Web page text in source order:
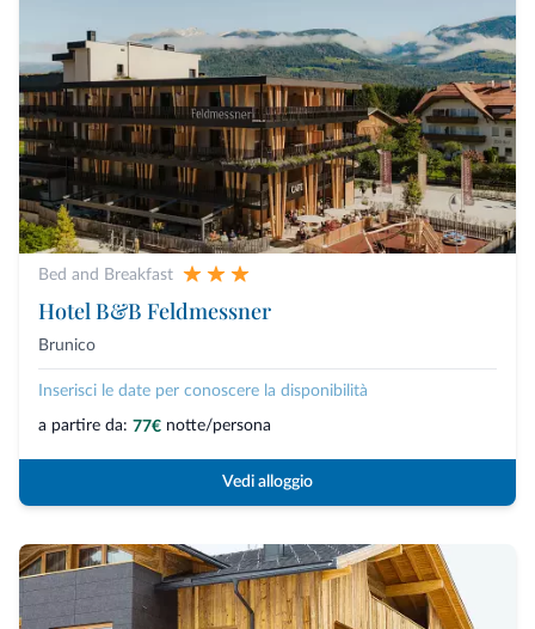
Bed and Breakfast
Hotel B&B Feldmessner
Brunico
Inserisci le date per conoscere la disponibilità
a partire da: 77€ notte/persona
Vedi alloggio